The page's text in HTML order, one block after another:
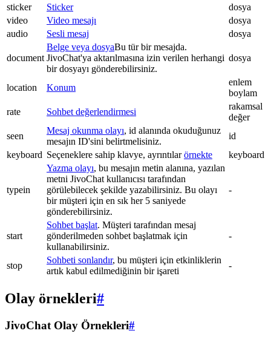
sticker
Sticker
dosya
video
Video mesajı
dosya
audio
Sesli mesaj dosya
document
Belge veya dosyaBu tür bir mesajda.
JivoChat'ya aktarılmasına izin verilen herhangi
bir dosyayı gönderebilirsiniz.
dosya
location Konum
enlem
boylam
rate
Sohbet değerlendirmesi
rakamsal
değer
seen
Mesaj okunma olayı, id alanında okuduğunuz
mesajın ID'sini belirtmelisiniz.
id
keyboard Seçeneklere sahip klavye, ayrıntılarörnekte keyboard
typein
Yazma olayı, bu mesajın metin alanına, yazılan
metni JivoChat kullanıcısı tarafından
görülebilecek şekilde yazabilirsiniz. Bu olayı
bir müşteri için en sık her 5 saniyede
gönderebilirsiniz.
-
start
Sohbet başlat. Müşteri tarafından mesaj
gönderilmeden sohbet başlatmak için
kullanabilirsiniz.
-
stop
Sohbeti sonlandır, bu müşteri için etkinliklerin
artık kabul edilmediğinin bir işareti
-
Olay örnekleri#
JivoChat Olay Örnekleri#